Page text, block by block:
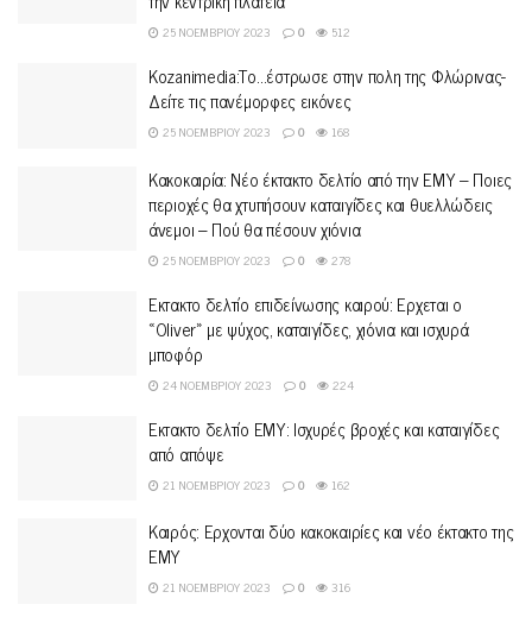
25 ΝΟΕΜΒΡΊΟΥ 2023 0 512
Kozanimedia:Το…έστρωσε στην πολη της Φλώρινας-
Δείτε τις πανέμορφες εικόνες
25 ΝΟΕΜΒΡΊΟΥ 2023 0 168
Κακοκαιρία: Νέο έκτακτο δελτίο από την ΕΜΥ – Ποιες
περιοχές θα χτυπήσουν καταιγίδες και θυελλώδεις
άνεμοι – Πού θα πέσουν χιόνια
25 ΝΟΕΜΒΡΊΟΥ 2023 0 278
Έκτακτο δελτίο επιδείνωσης καιρού: Ερχεται ο
«Oliver» με ψύχος, καταιγίδες, χιόνια και ισχυρά
μποφόρ
24 ΝΟΕΜΒΡΊΟΥ 2023 0 224
Έκτακτο δελτίο ΕΜΥ: Ισχυρές βροχές και καταιγίδες
από απόψε
21 ΝΟΕΜΒΡΊΟΥ 2023 0 162
Καιρός: Ερχονται δύο κακοκαιρίες και νέο έκτακτο της
ΕΜΥ
21 ΝΟΕΜΒΡΊΟΥ 2023 0 316